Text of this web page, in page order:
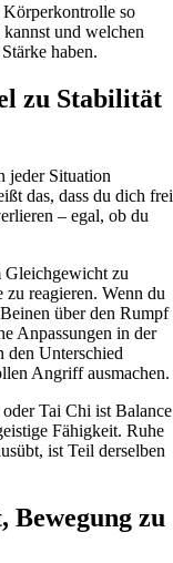
so
und welchen
haben.
zu Stabilität
jeder Situation
das, dass du dich frei
– egal, ob du
Gleichgewicht zu
reagieren. Wenn du
über den Rumpf
Anpassungen in der
den Unterschied
Angriff ausmachen.
Tai Chi ist Balance
Fähigkeit. Ruhe
ist Teil derselben
zu